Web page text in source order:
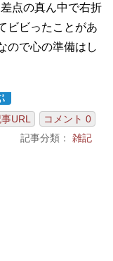
点の真ん中で右折
ビビったことがあ
ので心の準備はし
URL
コメント 0
記事分類： 雑記